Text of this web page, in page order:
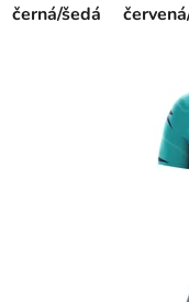
černá/šedá